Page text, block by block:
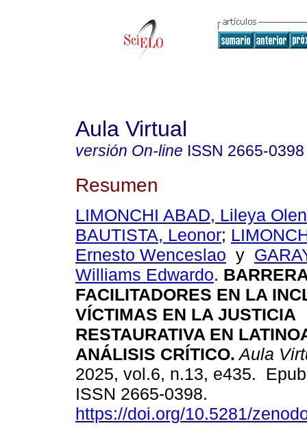
Aula Virtual
versión On-line ISSN 2665-0398
Resumen
LIMONCHI ABAD, Lileya
BAUTISTA, Leonor;
Ernesto Wenceslao y
Williams Edwardo.
FACILITADORES EN LA
VÍCTIMAS EN LA JUSTICIA
RESTAURATIVA EN
ANÁLISIS CRÍTICO. Aula
2025, vol.6, n.13, e435.
ISSN 2665-0398.
https://doi.org/10.5281/